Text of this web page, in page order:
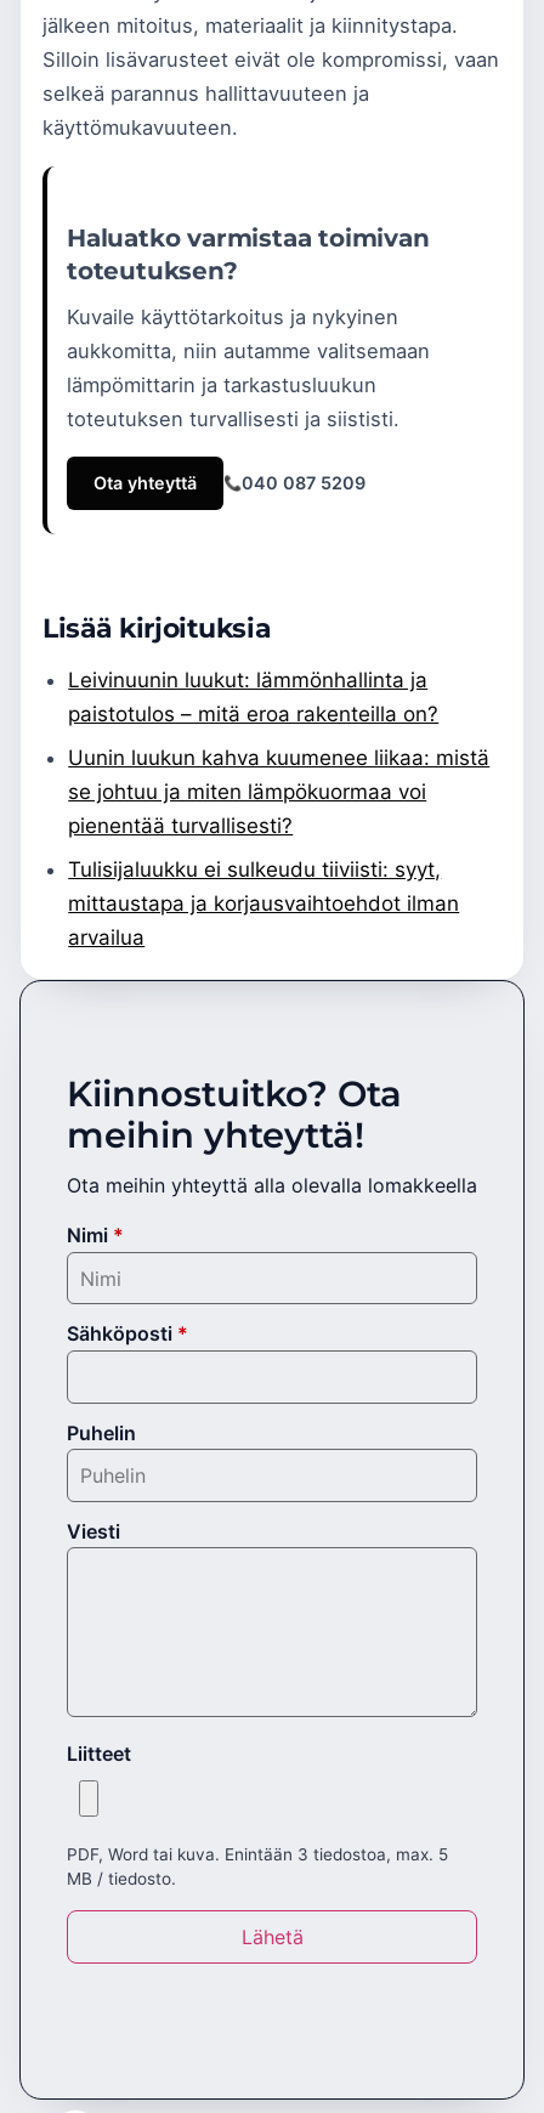
jälkeen mitoitus, materiaalit ja kiinnitystapa.
Silloin lisävarusteet eivät ole kompromissi, vaan
selkeä parannus hallittavuuteen ja
käyttömukavuuteen.
Haluatko varmistaa toimivan
toteutuksen?
Kuvaile käyttötarkoitus ja nykyinen
aukkomitta, niin autamme valitsemaan
lämpömittarin ja tarkastusluukun
toteutuksen turvallisesti ja siististi.
Ota yhteyttä 040 087 5209
Lisää kirjoituksia
Leivinuunin luukut: lämmönhallinta ja
paistotulos – mitä eroa rakenteilla on?
Uunin luukun kahva kuumenee liikaa: mistä
se johtuu ja miten lämpökuormaa voi
pienentää turvallisesti?
Tulisijaluukku ei sulkeudu tiiviisti: syyt,
mittaustapa ja korjausvaihtoehdot ilman
arvailua
Kiinnostuitko? Ota
meihin yhteyttä!
Ota meihin yhteyttä alla olevalla lomakkeella
Nimi *
Sähköposti *
Puhelin
Viesti
Liitteet
PDF, Word tai kuva. Enintään 3 tiedostoa, max. 5
MB / tiedosto.
Lähetä